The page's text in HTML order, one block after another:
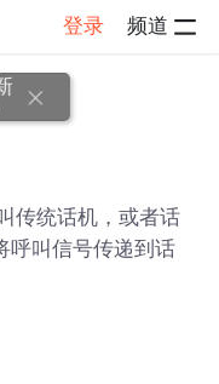
登录 频道
传统话机，或者话
呼叫信号传递到话